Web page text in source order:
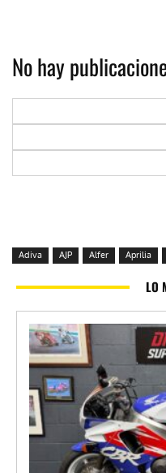
No hay
Adiva AJP Alfer Aprilia
LO